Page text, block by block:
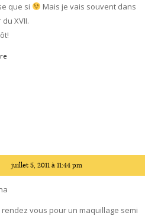
que si
Mais je vais souvent dans
du XVII.
juillet 5, 2011 à 11:44 pm
rendez vous pour un maquillage semi